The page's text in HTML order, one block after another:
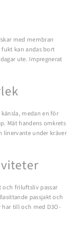
med membran
kan andas bort
ute. Impregnerat
medan en för
Mät handens omkrets
linervante under kräver
och friluftsliv passar
passjakt och
har till och med D3O-